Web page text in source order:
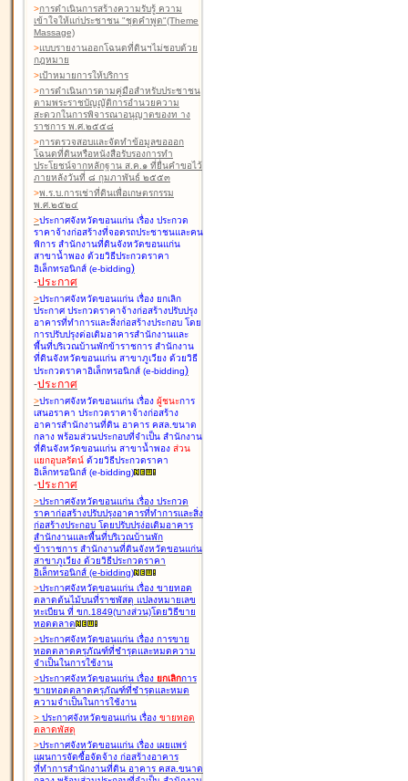
>การดำเนินการสร้างความรับรู้ ความ
เข้าใจให้แก่ประชาชน "ชุดคำพูด"(Theme
Massage)
>แบบรายงานออกโฉนดที่ดินฯไม่ชอบด้วย
กฎหมาย
>เป้าหมายการให้บริการ
>การดำเนินการตามคู่มือสำหรับประชาชน
ตามพระราชบัญญัติการอำนวยความ
สะดวกในการพิจารณาอนุญาตของท าง
ราชการ พ.ศ.๒๕๕๘
>การตรวจสอบและจัดทำข้อมูลขอออก
โฉนดที่ดินหรือหนังสือรับรองการทำ
ประโยชน์จากหลักฐาน ส.ค.๑ ที่ยื่นคำขอไว้
ภายหลังวันที่ ๘ กุมภาพันธ์ ๒๕๕๓
>พ.ร.บ.การเช่าที่ดินเพื่อเกษตรกรรม
พ.ศ.๒๕๒๔
>ประกาศจังหวัดขอนแก่น เรื่อง ประกวด
ราคาจ้างก่อสร้างที่จอดรถประชาชนและคน
พิการ สำนักงานที่ดินจังหวัดขอนแก่น
สาขาน้ำพอง ด้วยวิธีประกวดราคา
อิเล็กทรอนิกส์ (e-bidding)
-ประกาศ
>ประกาศจังหวัดขอนแก่น เรื่อง ยกเลิก
ประกาศ ประกวดราคาจ้างก่อสร้างปรับปรุง
อาคารที่ทำการและสิ่งก่อสร้างประกอบ โดย
การปรับปรุงต่อเติมอาคารสำนักงานและ
พื้นที่บริเวณบ้านพักข้าราชการ สำนักงาน
ที่ดินจังหวัดขอนแก่น สาขาภูเวียง ด้วยวิธี
ประกวดราคาอิเล็กทรอนิกส์ (e-bidding)
-ประกาศ
>ประกาศจังหวัดขอนแก่น เรื่อง ผู้ชนะการ
เสนอราคา ประกวดราคาจ้างก่อสร้าง
อาคารสำนักงานที่ดิน อาคาร คสล.ขนาด
กลาง พร้อมส่วนประกอบที่จำเป็น สำนักงาน
ที่ดินจังหวัดขอนแก่น สาขาน้ำพอง ส่วน
แยกอุบลรัตน์ ด้วยวิธีประกวดราคา
อิเล็กทรอนิกส์ (e-bidding)
-ประกาศ
>ประกาศจังหวัดขอนแก่น เรื่อง ประกวด
ราคาก่อสร้างปรับปรุงอาคารที่ทำการและสิ่ง
ก่อสร้างประกอบ โดยปรับปรุง่อเติมอาคาร
สำนักงานและพื้นที่บริเวณบ้านพัก
ข้าราชการ สำนักงานที่ดินจังหวัดขอนแก่น
สาขาภูเวียง ด้วยวิธีประกวดราคา
อิเล็กทรอนิกส์ (e-bidding)
>ประกาศจังหวัดขอนแก่น เรื่อง ขายทอด
ตลาดต้นไม้บนที่ราชพัสดุ แปลงหมายเลข
ทะเบียน ที่ ขก.1849(บางส่วน)โดยวิธีขาย
ทอดตลาด
>ประกาศจังหวัดขอนแก่น เรื่อง การขาย
ทอดตลาดครุภัณฑ์ที่ชำรุดและหมดความ
จำเป็นในการใช้งาน
>ประกาศจังหวัดขอนแก่น เรื่อง ยกเลิกการ
ขายทอดตลาดครุภัณฑ์ที่ชำรุดและหมด
ความจำเป็นในการใช้งาน
> ประกาศจังหวัดขอนแก่น เรื่อง ขายทอด
ตลาดพัสดุ
>ประกาศจังหวัดขอนแก่น เรื่อง เผยแพร่
แผนการจัดซื้อจัดจ้าง ก่อสร้างอาคาร
ที่ทำการสำนักงานที่ดิน อาคาร คสล.ขนาด